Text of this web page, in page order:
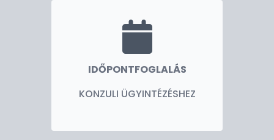
IDŐPONTFOGLALÁS
KONZULI ÜGYINTÉZÉSHEZ